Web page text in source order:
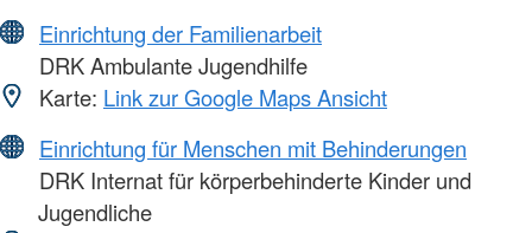
Einrichtung der Familienarbeit
DRK Ambulante Jugendhilfe
Karte: Link zur Google Maps Ansicht
Einrichtung für Menschen mit Behinderungen
DRK Internat für körperbehinderte Kinder und
Jugendliche